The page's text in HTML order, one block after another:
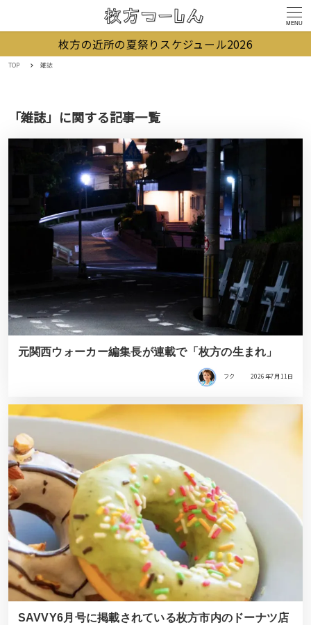
MENU
枚方の近所の夏祭りスケジュール2026
TOP 雑誌
「雑誌」に関する記事一覧
元関西ウォーカー編集長が連載で「枚方の生まれ」
フク 2026年7月11日
SAVVY6月号に掲載されている枚方市内のドーナツ店